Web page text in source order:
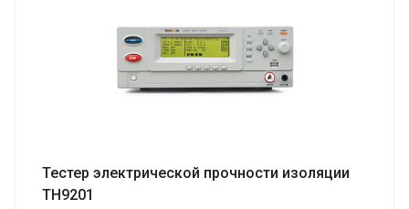
Тестер электрической прочности изоляции
ТН9201